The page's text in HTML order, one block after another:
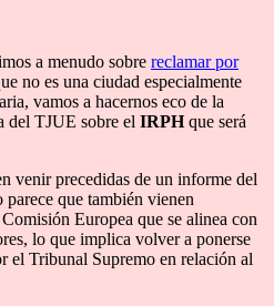
a menudo sobre reclamar por
no es una ciudad especialmente
vamos a hacernos eco de la
del TJUE sobre el IRPHque será
venir precedidas de un informe del
parece que también vienen
Europea que se alinea con
lo que implica volver a ponerse
el Tribunal Supremo en relación al